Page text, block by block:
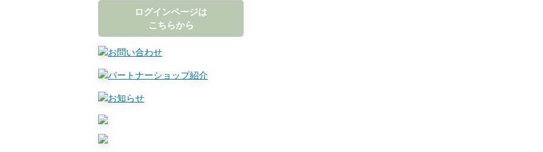
ログインページは
こちらから